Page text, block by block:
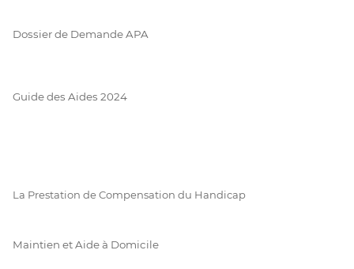
Dossier de Demande APA
Guide des Aides 2024
La Prestation de Compensation du Handicap
Maintien et Aide à Domicile